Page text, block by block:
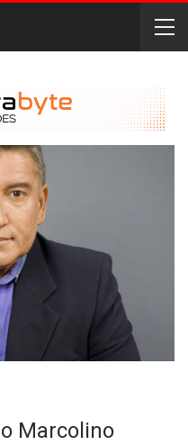
Marcolino